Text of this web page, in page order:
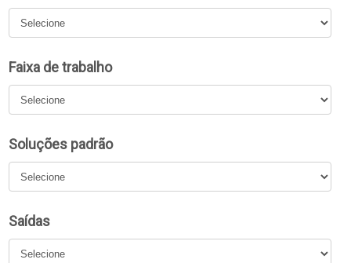
Faixa de trabalho
Soluções padrão
Saídas